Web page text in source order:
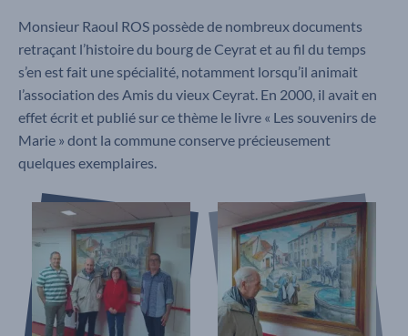
Monsieur Raoul ROS possède de nombreux documents
retraçant l’histoire du bourg de Ceyrat et au fil du temps
s’en est fait une spécialité, notamment lorsqu’il animait
l’association des Amis du vieux Ceyrat. En 2000, il avait en
effet écrit et publié sur ce thème le livre « Les souvenirs de
Marie » dont la commune conserve précieusement
quelques exemplaires.